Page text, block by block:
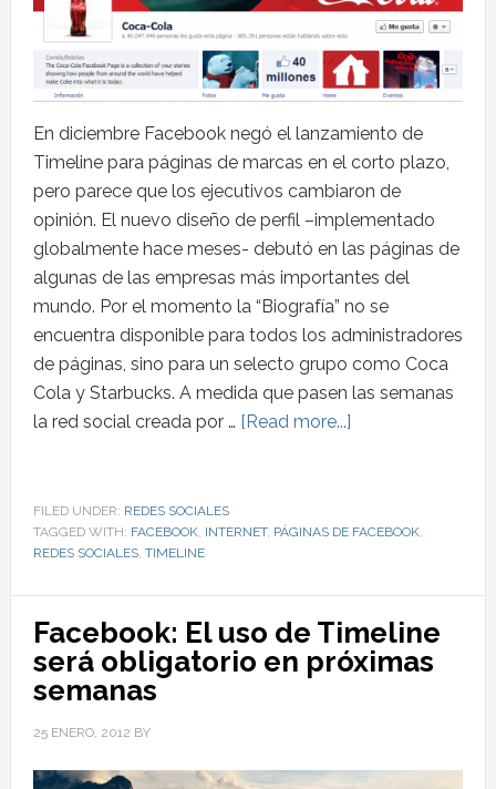
En diciembre Facebook negó el lanzamiento de
Timeline para páginas de marcas en el corto plazo,
pero parece que los ejecutivos cambiaron de
opinión. El nuevo diseño de perfil –implementado
globalmente hace meses- debutó en las páginas de
algunas de las empresas más importantes del
mundo. Por el momento la “Biografía” no se
encuentra disponible para todos los administradores
de páginas, sino para un selecto grupo como Coca
Cola y Starbucks. A medida que pasen las semanas
la red social creada por … [Read more...]
FILED UNDER: REDES SOCIALES
TAGGED WITH: FACEBOOK, INTERNET, PÁGINAS DE FACEBOOK,
REDES SOCIALES, TIMELINE
Facebook: El uso de Timeline
será obligatorio en próximas
semanas
25 ENERO, 2012 BY